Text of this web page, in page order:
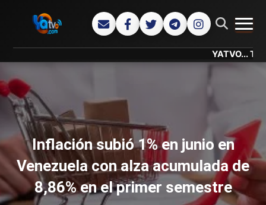
YATVO... Tu
Inflación subió 1% en junio en
Venezuela con alza acumulada de
8,86% en el primer semestre